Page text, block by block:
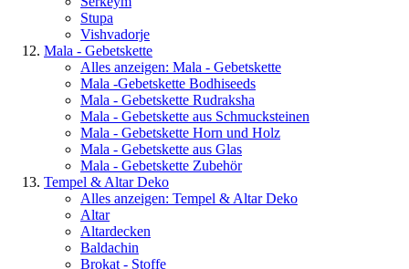
Stupa
Vishvadorje
Mala - Gebetskette
Alles anzeigen: Mala - Gebetskette
Mala -Gebetskette Bodhiseeds
Mala - Gebetskette Rudraksha
Mala - Gebetskette aus Schmucksteinen
Mala - Gebetskette Horn und Holz
Mala - Gebetskette aus Glas
Mala - Gebetskette Zubehör
Tempel & Altar Deko
Alles anzeigen: Tempel & Altar Deko
Altar
Altardecken
Baldachin
Brokat - Stoffe